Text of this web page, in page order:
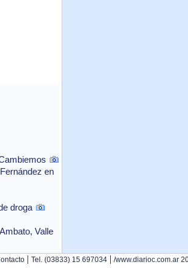
en
droga
Valle
| Tel. (03833) 15 697034 | /www.diarioc.com.ar